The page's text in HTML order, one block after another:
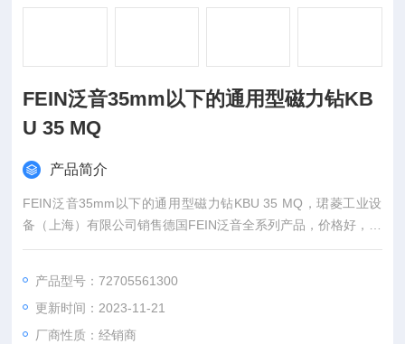
FEIN泛音35mm以下的通用型磁力钻KB
U 35 MQ
产品简介
FEIN泛音35mm以下的通用型磁力钻KBU 35 MQ，珺菱工业设
备（上海）有限公司销售德国FEIN泛音全系列产品，价格好，欢
迎来确认。
产品型号：72705561300
更新时间：2023-11-21
厂商性质：经销商